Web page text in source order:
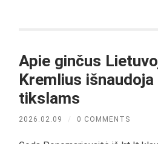
Apie ginčus
Kremlius išnaudoja
tikslams
2026.02.09 / 0 COMMENTS